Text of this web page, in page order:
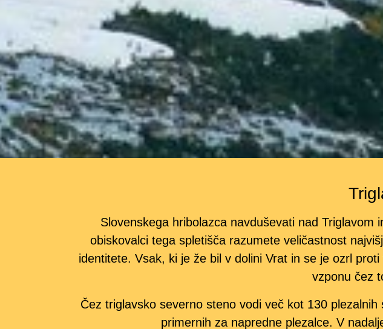
Slovenskega hribolazca navduševati nad
obiskovalci tega spletišča razumete veličastnost
identitete. Vsak, ki je že bil v dolini Vrat in se je ozrl
vzponu čez
Čez triglavsko severno steno vodi več kot 130
primernih za napredne plezalce. V